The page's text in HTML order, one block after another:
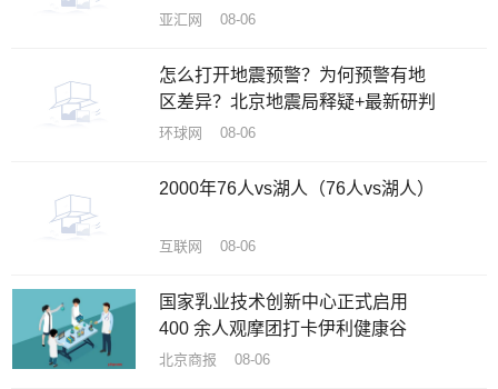
亚汇网 08-06
怎么打开地震预警？为何预警有地
区差异？北京地震局释疑+最新研判
环球网 08-06
2000年76人vs湖人（76人vs湖人）
互联网 08-06
国家乳业技术创新中心正式启用
400 余人观摩团打卡伊利健康谷
北京商报 08-06